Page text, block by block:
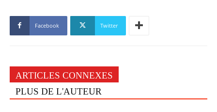
Facebook Twitter
ARTICLES CONNEXES
PLUS DE L'AUTEUR